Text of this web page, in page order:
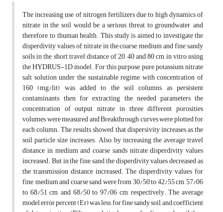
The increasing use of nitrogen fertilizers due to high dynamics of
nitrate in the soil would be a serious threat to groundwater, and
therefore, to thuman health. This study is aimed to investigate the
disperdivity values of nitrate in the coarse, medium and fine sandy
soils in the short travel distance of 20, 40 and 80 cm in vitro using
the HYDRUS-1D model. For this purpose, pure potassium nitrate
salt solution under the sustainable regime with concentration of
160 (mg/lit) was added to the soil columns as persistent
contaminants, then for extracting the needed parameters the
concentration of output nitrate in three different porosities
volumes were measured and Breakthrough curves were plotted for
each column. The results showed that dispersivity increases as the
soil particle size increases. Also, by increasing the average travel
distance in medium and coarse sands nitrate disperdivity values
increased. But in the fine sand the disperdivity values decreased as
the transmission distance increased. The disperdivity values for
fine, medium and coarse sand were from 30/50 to 42/55 cm, 57/06
to 68/51 cm, and 68/50 to 97/06 cm, respectively. The average
model error percent (Er) was less for fine sandy soil, and coefficient